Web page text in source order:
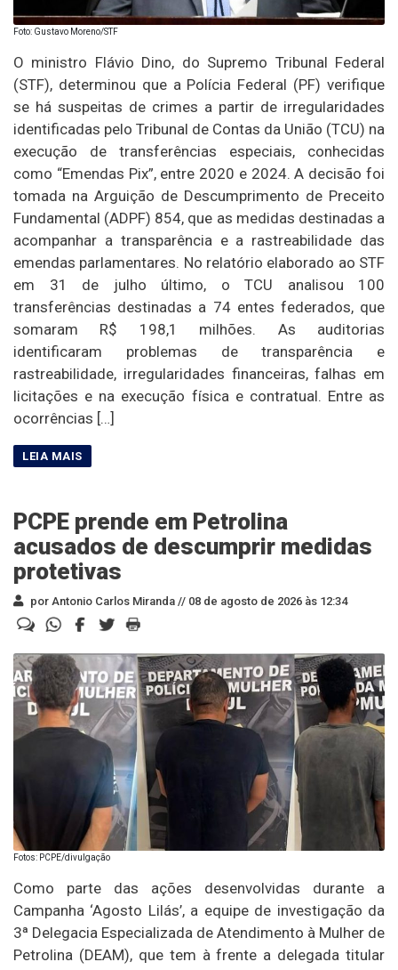
Foto: Gustavo Moreno/STF
O ministro Flávio Dino, do Supremo Tribunal Federal
(STF), determinou que a Polícia Federal (PF) verifique
se há suspeitas de crimes a partir de irregularidades
identificadas pelo Tribunal de Contas da União (TCU) na
execução de transferências especiais, conhecidas
como “Emendas Pix”, entre 2020 e 2024. A decisão foi
tomada na Arguição de Descumprimento de Preceito
Fundamental (ADPF) 854, que as medidas destinadas a
acompanhar a transparência e a rastreabilidade das
emendas parlamentares. No relatório elaborado ao STF
em 31 de julho último, o TCU analisou 100
transferências destinadas a 74 entes federados, que
somaram R$ 198,1 milhões. As auditorias
identificaram problemas de transparência e
rastreabilidade, irregularidades financeiras, falhas em
licitações e na execução física e contratual. Entre as
ocorrências […]
PCPE prende em Petrolina
acusados de descumprir medidas
protetivas
por Antonio Carlos Miranda // 08 de agosto de 2026 às 12:34
Fotos: PCPE/divulgação
Como parte das ações desenvolvidas durante a
Campanha ‘Agosto Lilás’, a equipe de investigação da
3ª Delegacia Especializada de Atendimento à Mulher de
Petrolina (DEAM), que tem à frente a delegada titular